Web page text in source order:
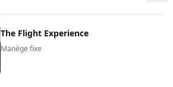
The Flight Experience
Manège fixe